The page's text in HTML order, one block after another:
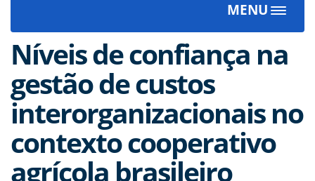
MENU
Toggle
Níveis de confiança na
gestão de custos
interorganizacionais no
contexto cooperativo
agrícola brasileiro